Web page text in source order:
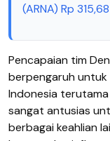
(ARNA) Rp
Pencapaian tim
berpengaruh untuk
Indonesia terutama
sangat antusias
berbagai keahlian